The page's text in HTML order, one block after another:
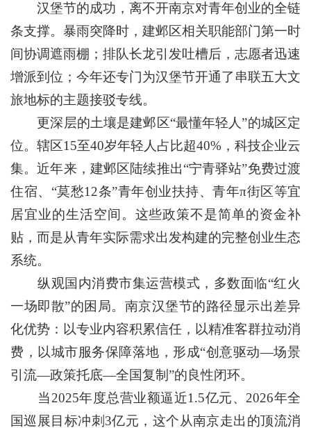
汉堡节的成功，离不开南京对青年创业的全链
条支撑。暴雨突降时，建邺区相关职能部门第一时
间协调遮雨棚；排队长龙引发吐槽后，志愿者迅速
增派到位；今年还专门为汉堡节开通了串联五大文
旅地标的主题接驳专线。
更深层的土壤是建邺区“最懂年轻人”的城区定
位。辖区15至40岁年轻人占比超40%，科技企业云
集。近年来，建邺区陆续推出“宁青驿站”免费过渡
住宿、“莫愁12条”青年创业扶持、青年π街区等宜
居宜业的生活空间。这些政策不是简单的资金补
贴，而是从青年实际需求出发构建的完整创业生态
系统。
纵观国内消费市集运营模式，多数面临“红火
一场即散”的困局。南京汉堡节的路径显示出差异
化优势：以专业内容积累信任，以精准客群拉动消
费，以城市服务保障落地，形成“创意驱动—场景
引流—政策托底—全国复制”的良性闭环。
当2025年度总营业额逼近1.5亿元、2026年全
国巡展目标冲刺3亿元，这个从南京走出的顶流消